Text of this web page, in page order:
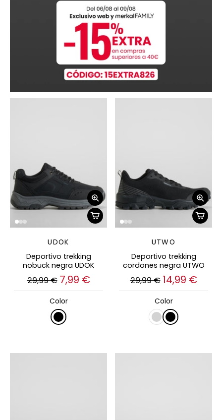
UDOK
Deportivo trekking
nobuck negra UDOK
29,99 € 7,99 €
Color
UTWO
Deportivo trekking
cordones negra UTWO
29,99 € 14,99 €
Color